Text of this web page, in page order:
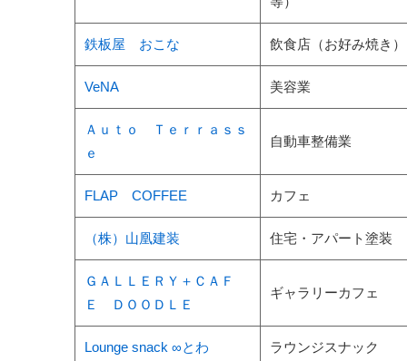
鉄板屋 おこな 飲食店（お好み焼き）
VeNA 美容業
Ａｕｔｏ Ｔｅｒｒａｓｓ
ｅ
自動車整備業
FLAP COFFEE カフェ
（株）山凰建装 住宅・アパート塗装
ＧＡＬＬＥＲＹ＋ＣＡＦ
Ｅ ＤＯＯＤＬＥ
ギャラリーカフェ
Lounge snack ∞とわ ラウンジスナック